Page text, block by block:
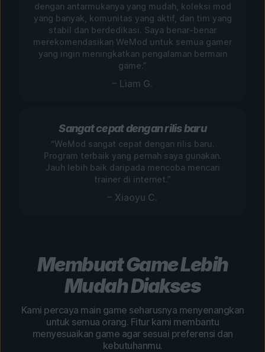
dengan antarmukanya yang mudah, koleksi mod
yang banyak, komunitas yang aktif, dan tim yang
stabil dan berdedikasi. Saya benar-benar
merekomendasikan WeMod untuk semua gamer
yang ingin meningkatkan pengalaman bermain
game.”
– Liam G.
Sangat cepat dengan rilis baru
“WeMod sangat cepat dengan rilis baru.
Program terbaik yang pernah saya gunakan.
Jauh lebih baik daripada mencoba mencari
trainer di internet.”
– Xiaoyu C.
Membuat Game Lebih
Mudah Diakses
Kami percaya main game seharusnya menyenangkan
untuk semua orang. Fitur kami membantu
menyesuaikan game agar sesuai preferensi dan
kebutuhanmu.